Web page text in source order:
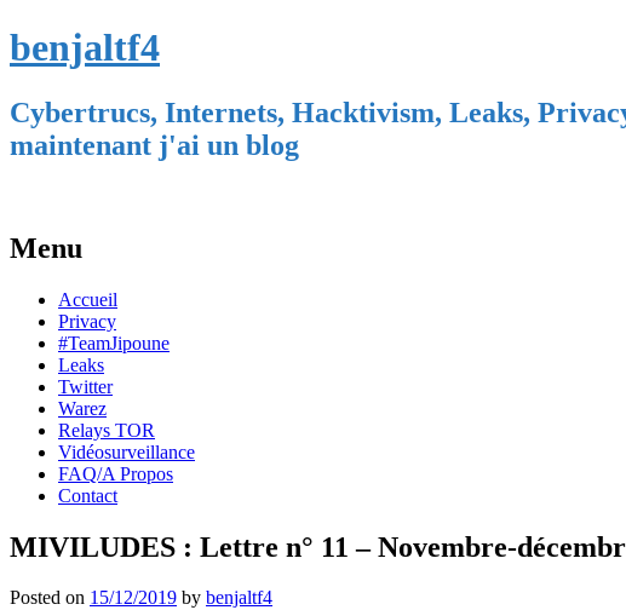
benjaltf4
Cybertrucs, Internets, Hacktivism, Leaks,
maintenant j'ai un blog
Menu
Skip
content
Accueil
Privacy
#TeamJipoune
Leaks
Twitter
Warez
Relays TOR
Vidéosurveillance
FAQ/A Propos
Contact
MIVILUDES : Lettre n° 11 – Novembre-
Posted on 15/12/2019 by benjaltf4